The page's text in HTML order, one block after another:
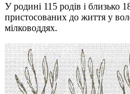
У родині 115 родів і близько
пристосованих до життя у
мілководдях.